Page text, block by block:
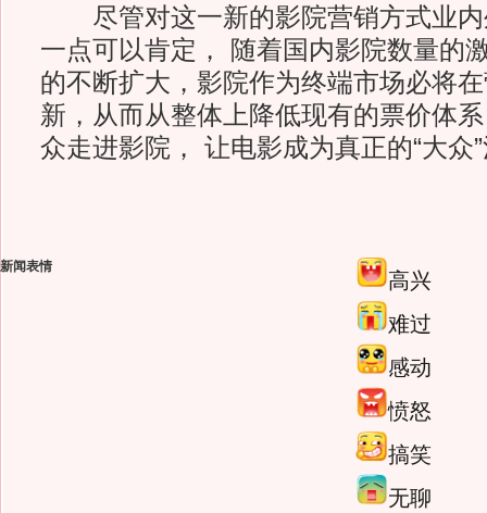
尽管对这一新的影院营销方式业内
一点可以肯定， 随着国内影院数量的
的不断扩大，影院作为终端市场必将
新，从而从整体上降低现有的票价体
众走进影院， 让电影成为真正的“大众
新闻表情
高兴
难过
感动
愤怒
搞笑
无聊